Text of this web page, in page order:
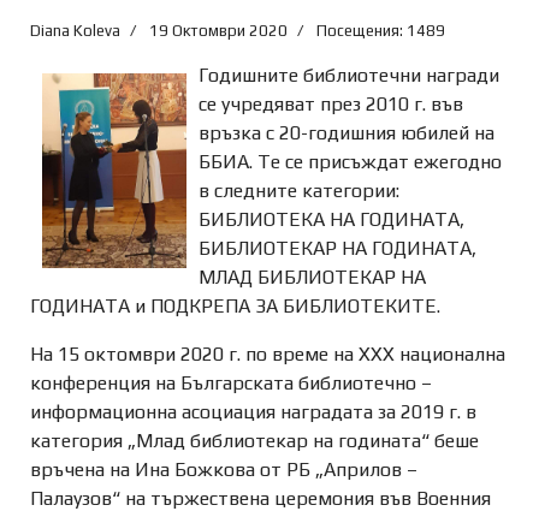
Diana Koleva 19 Октомври 2020 Посещения: 1489
Годишните библиотечни награди
се учредяват през 2010 г. във
връзка с 20-годишния юбилей на
ББИА. Те се присъждат ежегодно
в следните категории:
БИБЛИОТЕКА НА ГОДИНАТА,
БИБЛИОТЕКАР НА ГОДИНАТА,
МЛАД БИБЛИОТЕКАР НА
ГОДИНАТА и ПОДКРЕПА ЗА БИБЛИОТЕКИТЕ.
На 15 октомври 2020 г. по време на ХХХ национална
конференция на Българската библиотечно –
информационна асоциация наградата за 2019 г. в
категория „Млад библиотекар на годината“ беше
връчена на Ина Божкова от РБ „Априлов –
Палаузов“ на тържествена церемония във Военния